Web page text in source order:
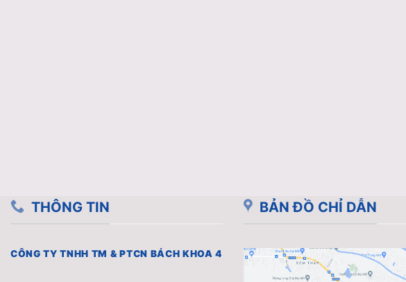
THÔNG TIN
CÔNG TY TNHH TM & PTCN BÁCH KHOA 4
BẢN ĐỒ CHỈ DẪN